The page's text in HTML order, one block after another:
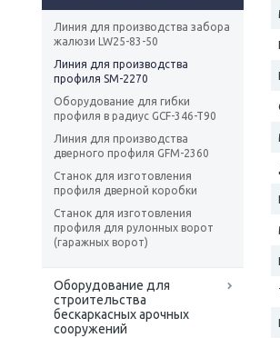
Линия для производства забора
жалюзи LW25-83-50
Линия для производства
профиля SM-2270
Оборудование для гибки
профиля в радиус GCF-346-T90
Линия для производства
дверного профиля GFM-2360
Станок для изготовления
профиля дверной коробки
Станок для изготовления
профиля для рулонных ворот
(гаражных ворот)
Оборудование для
строительства
бескаркасных арочных
сооружений